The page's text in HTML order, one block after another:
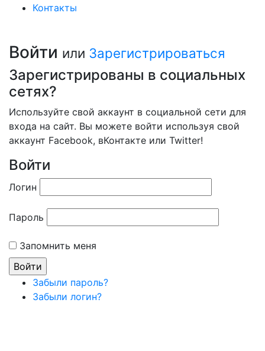
Контакты
Войти или Зарегистрироваться
Зарегистрированы в социальных
сетях?
Используйте свой аккаунт в социальной сети для
входа на сайт. Вы можете войти используя свой
аккаунт Facebook, вКонтакте или Twitter!
Войти
Логин
Пароль
Запомнить меня
Забыли пароль?
Забыли логин?